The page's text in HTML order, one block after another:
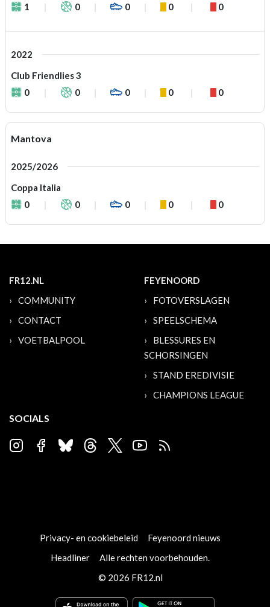
1
0 0 0 0
2022
Club Friendlies 3
0
0 0 0 0
Mantova
2025/2026
Coppa Italia
0
0 0 0 0
FR12.NL
COMMUNITY
CONTACT
VOETBALPOOL
FEYENOORD
FOTOVERSLAGEN
SPEELSCHEMA
BLESSURES EN
SCHORSINGEN
STAND EREDIVISIE
CHAMPIONS LEAGUE
SOCIALS
Privacy- en cookiebeleid
Feyenoord nieuws
Headliner
Alle rechten voorbehouden.
© 2026 FR12.nl